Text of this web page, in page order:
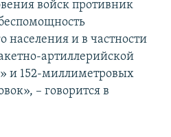
войск противник
населения и в частности
артиллерийской
и 152-миллиметровых
– говорится в